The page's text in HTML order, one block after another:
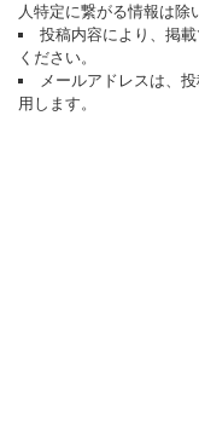
人特定に繋がる情報は除
投稿内容により、掲
ください。
メールアドレスは、
用します。